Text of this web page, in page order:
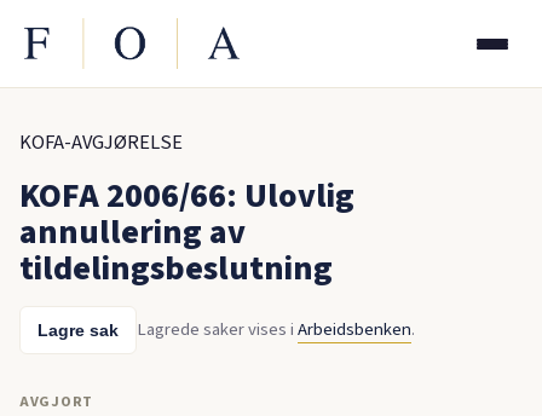
KOFA-AVGJØRELSE
KOFA 2006/66: Ulovlig
annullering av
tildelingsbeslutning
Lagre sak Lagrede saker vises iArbeidsbenken.
AVGJORT